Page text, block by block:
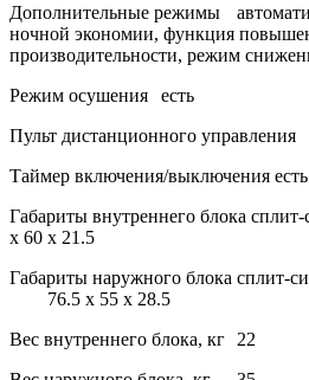
Дополнительные режимы
ночной экономии, функция
производительности, режим
Режим осушения
есть
Пульт дистанционного управления
Таймер включения/выключения есть
Габариты внутреннего блока
x 60 x 21.5
Габариты наружного блока сплит-
76.5 x 55 x 28.5
Вес внутреннего блока, кг
22